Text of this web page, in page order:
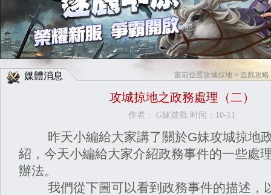
Facebook快速登入
Google快速登入
媒體消息 當前位置攻城掠地 > 遊戲攻略
攻城掠地之政務處理（二）
作者： G妹遊戲 时间：10-11
昨天小編給大家講了關於G妹攻城掠地
紹，今天小編給大家介紹政務事件的一些處
辦法。
我們從下圖可以看到政務事件的描述，